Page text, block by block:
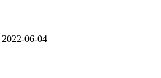
2022-06-04